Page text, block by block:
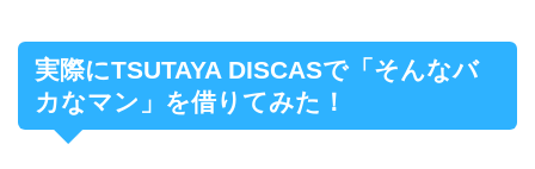
実際にTSUTAYA DISCASで「そんなバ
カなマン」を借りてみた！